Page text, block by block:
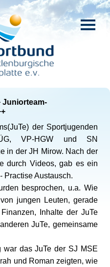
Juniorteam-
der Sportjugenden
VP-HGW und SN
in der JH Mirow. Nach der
durch Videos, gab es ein
Practise Austausch.
besprochen, u.a. Wie
jungen Leuten, gerade
Inhalte der JuTe
JuTe, gemeinsame
war das JuTe der SJ MSE
und Roman zeigten, wie